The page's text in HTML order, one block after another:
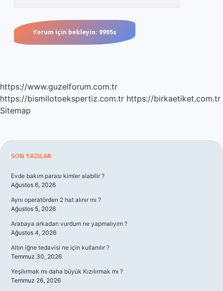
https://www.guzelforum.com.tr
https://bismilotoekspertiz.com.tr https://birkaetiket.com.tr
Sitemap
Sidebar
SON YAZILAR
Evde bakım parası kimler alabilir ?
Ağustos 6, 2026
Aynı operatörden 2 hat alınır mı ?
Ağustos 5, 2026
Arabaya arkadan vurdum ne yapmalıyım ?
Ağustos 4, 2026
Altın iğne tedavisi ne için kullanılır ?
Temmuz 30, 2026
Yeşilırmak mı daha büyük Kızılırmak mı ?
Temmuz 26, 2026